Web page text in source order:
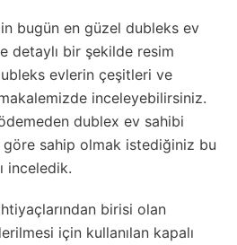
bugün en güzel dubleks ev
detaylı bir şekilde resim
evlerin çeşitleri ve
makalemizde inceleyebilirsiniz.
dublex ev sahibi
sahip olmak istediğiniz bu
inceledik.
birisi olan
için kullanılan kapalı